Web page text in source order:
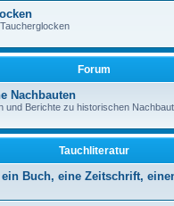
Forum
Nachbauten
und Berichte zu historischen
Tauchliteratur
ein Buch, eine Zeitschrift,